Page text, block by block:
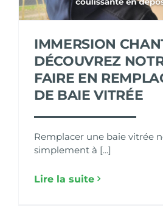
IMMERSION
DÉCOUVREZ
FAIRE EN
DE BAIE VITRÉE
Remplacer une baie vitrée
simplement à [...]
Lire la suite